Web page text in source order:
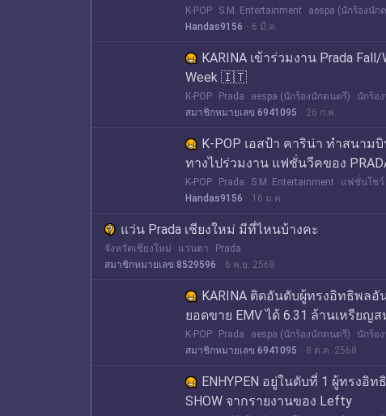
K-POP S.M. Entertainment aespa (นักร้องนัก
Handas9156
6 มี.ค.
KARINA เข้าร่วมงาน Prada
Week 🇮🇹
K-POP Prada aespa (นักร้องนักดนตรี)
นักร้อ
สมาชิกหมายเลข 6941095
26 ก.พ.
K-POP เอสป้า คาริน่า ทำสนา
ทางไปร่วมงาน แฟชั่นวีคของ
K-POP Prada S.M. Entertainment แฟชั่นโชว์
Handas9156
16 ม.ค.
แว่น Prada เชียงใหม่ มีที่ไหนบ้างคะ
จังหวัดเชียงใหม่ แว่นตา
Prada
สมาชิกหมายเลข 8529596
6 พ.ย. 2568
KARINA ติดอันดับผู้ทรงอิทธิพลอั
ยอดขาย EMV ได้ 6.31 ล้านเหรีย
K-POP Prada aespa (นักร้องนักดนตรี)
นักร้อ
สมาชิกหมายเลข 6941095
8 ต.ค. 2568
ENHYPEN อยู่ในดับที่ 1 ผู้ทรงอิท
SHOW จากรายงานของ Lefty